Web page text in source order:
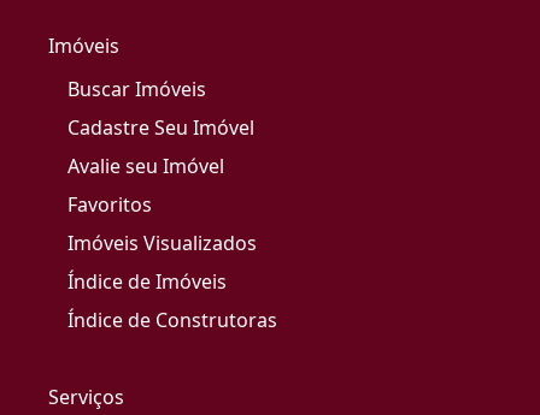
Imóveis
Buscar Imóveis
Cadastre Seu Imóvel
Avalie seu Imóvel
Favoritos
Imóveis Visualizados
Índice de Imóveis
Índice de Construtoras
Serviços